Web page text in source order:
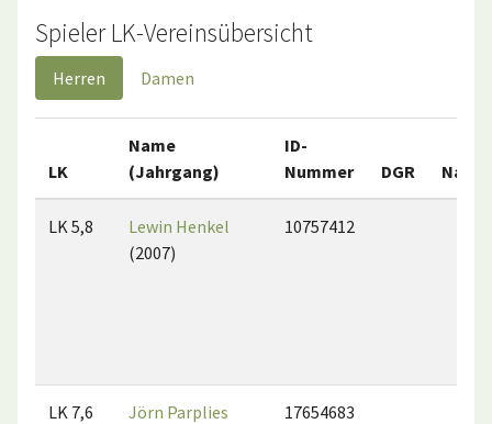
Spieler LK-Vereinsübersicht
Herren Damen
LK
Name
(Jahrgang)
ID-
Nummer
DGR
LK 5,8
Lewin Henkel
(2007)
10757412
LK 7,6
Jörn Parplies
17654683